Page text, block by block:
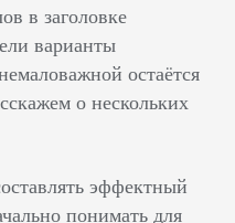
в заголовке
варианты
остаётся
о нескольких
эффектный
понимать для